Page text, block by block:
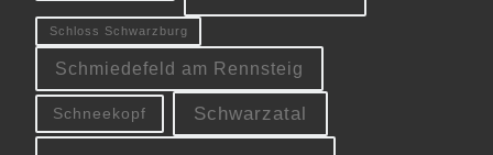
Schloss Schwarzburg
Schmiedefeld am Rennsteig
Schneekopf Schwarzatal